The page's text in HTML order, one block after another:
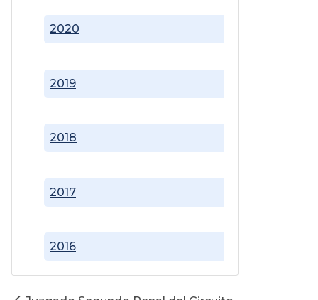
2016
2017
2018
2019
2020